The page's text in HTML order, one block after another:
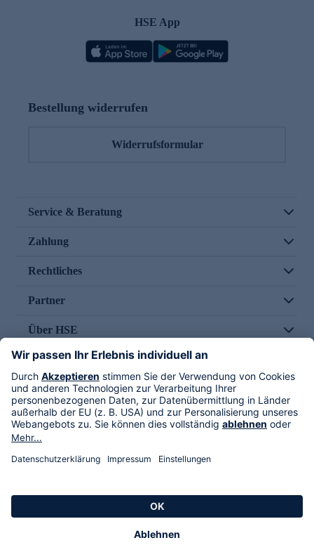
HSE App
Bestellung widerrufen
Widerrufsformular
Service & Beratung
Zahlung
Rechtliches
Partner
Über HSE
Im TV
HSE International